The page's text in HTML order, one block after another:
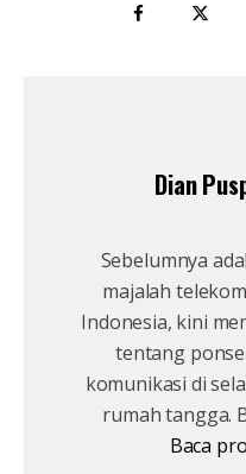
Dian
Sebelumnya
majalah
Indonesia, kini
tentang
komunikasi di
rumah tangga.
Baca